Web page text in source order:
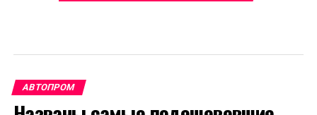
АВТОПРОМ